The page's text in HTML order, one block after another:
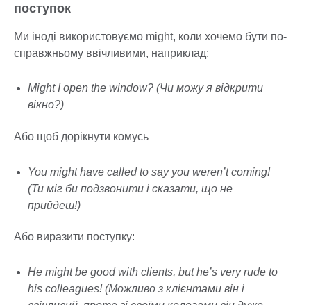
поступок
Ми іноді використовуємо might, коли хочемо бути по-
справжньому ввічливими, наприклад:
Might I open the window? (Чи можу я відкрити
вікно?)
Або щоб дорікнути комусь
You might have called to say you weren’t coming!
(Ти міг би подзвонити і сказати, що не
прийдеш!)
Або виразити поступку:
He might be good with clients, but he’s very rude to
his colleagues! (Можливо з клієнтами він і